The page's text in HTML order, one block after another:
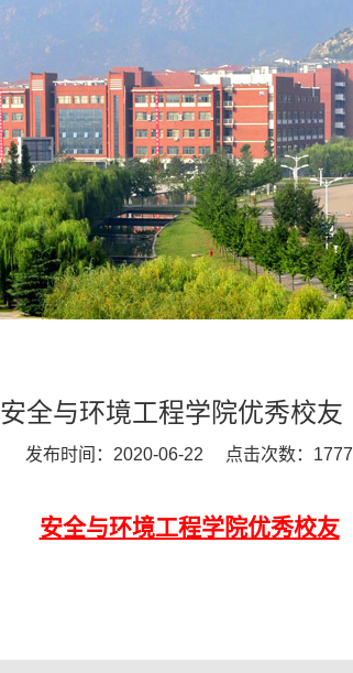
安全与环境工程学院优秀校友
发布时间：2020-06-22 点击次数： 1777
安全与环境工程学院优秀校友